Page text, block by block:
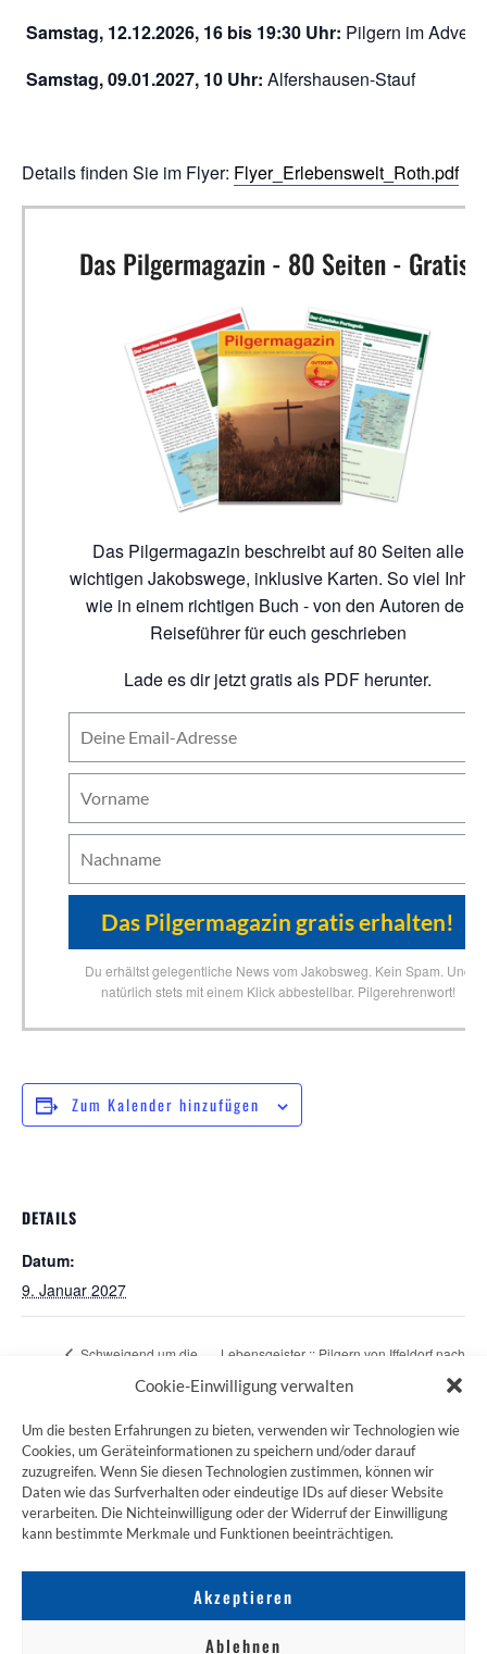
Cookie-Einwilligung verwalten
Um die besten Erfahrungen zu bieten, verwenden wir Technologien wie
Cookies, um Geräteinformationen zu speichern und/oder darauf
zuzugreifen. Wenn Sie diesen Technologien zustimmen, können wir
Daten wie das Surfverhalten oder eindeutige IDs auf dieser Website
verarbeiten. Die Nichteinwilligung oder der Widerruf der Einwilligung
kann bestimmte Merkmale und Funktionen beeinträchtigen.
Akzeptieren
Ablehnen
Samstag, 12.12.2026, 16 bis 19:30 Uhr: Pilgern im Advent
Samstag, 09.01.2027, 10 Uhr: Alfershausen-Stauf
Details finden Sie im Flyer: Flyer_Erlebenswelt_Roth.pdf
Das Pilgermagazin - 80 Seiten - Gratis!
Das Pilgermagazin beschreibt auf 80 Seiten alle
wichtigen Jakobswege, inklusive Karten. So viel Inhalt
wie in einem richtigen Buch - von den Autoren der
Reiseführer für euch geschrieben
Lade es dir jetzt gratis als PDF herunter.
Du erhältst gelegentliche News vom Jakobsweg. Kein Spam. Und
natürlich stets mit einem Klick abbestellbar. Pilgerehrenwort!
Zum Kalender hinzufügen
DETAILS
Datum:
9. Januar 2027
Schweigend um die
Lebensgeister :: Pilgern von Iffeldorf nach
Bernried
ZUM JAKOBSWEG SHOP